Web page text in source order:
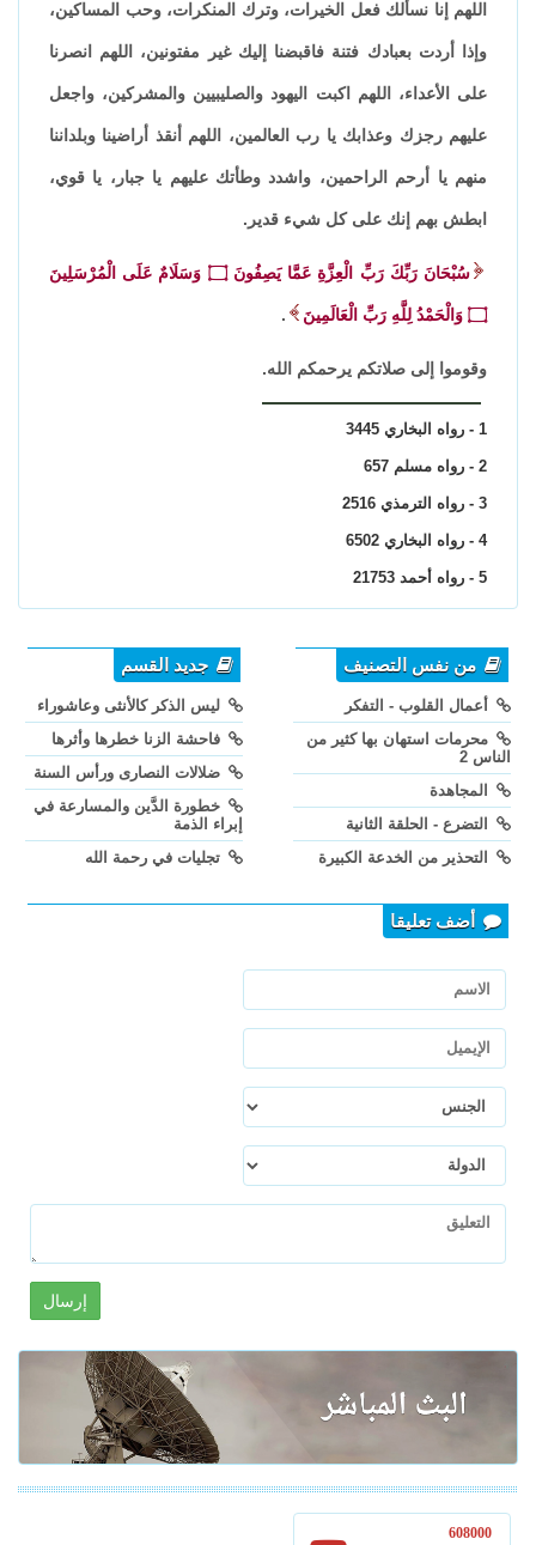
اللهم إنا نسألك فعل الخيرات، وترك المنكرات، وحب المساكين،
وإذا أردت بعبادك فتنة فاقبضنا إليك غير مفتونين، اللهم انصرنا
على الأعداء، اللهم اكبت اليهود والصليبيين والمشركين، واجعل
عليهم رجزك وعذابك يا رب العالمين، اللهم أنقذ أراضينا وبلداننا
منهم يا أرحم الراحمين، واشدد وطأتك عليهم يا جبار، يا قوي،
ابطش بهم إنك على كل شيء قدير.
سُبْحَانَ رَبِّكَ رَبِّ الْعِزَّةِ عَمَّا يَصِفُونَ ۝ وَسَلَامٌ عَلَى الْمُرْسَلِينَ
۝ وَالْحَمْدُ لِلَّهِ رَبِّ الْعَالَمِينَ .
وقوموا إلى صلاتكم يرحمكم الله.
1 - رواه البخاري 3445
2 - رواه مسلم 657
3 - رواه الترمذي 2516
4 - رواه البخاري 6502
5 - رواه أحمد 21753
من نفس التصنيف
أعمال القلوب - التفكر
محرمات استهان بها كثير من
الناس 2
المجاهدة
التضرع - الحلقة الثانية
التحذير من الخدعة الكبيرة
جديد القسم
ليس الذكر كالأنثى وعاشوراء
فاحشة الزنا خطرها وأثرها
ضلالات النصارى ورأس السنة
خطورة الدَّين والمسارعة في
إبراء الذمة
تجليات في رحمة الله
أضف تعليقا
إرسال
608000